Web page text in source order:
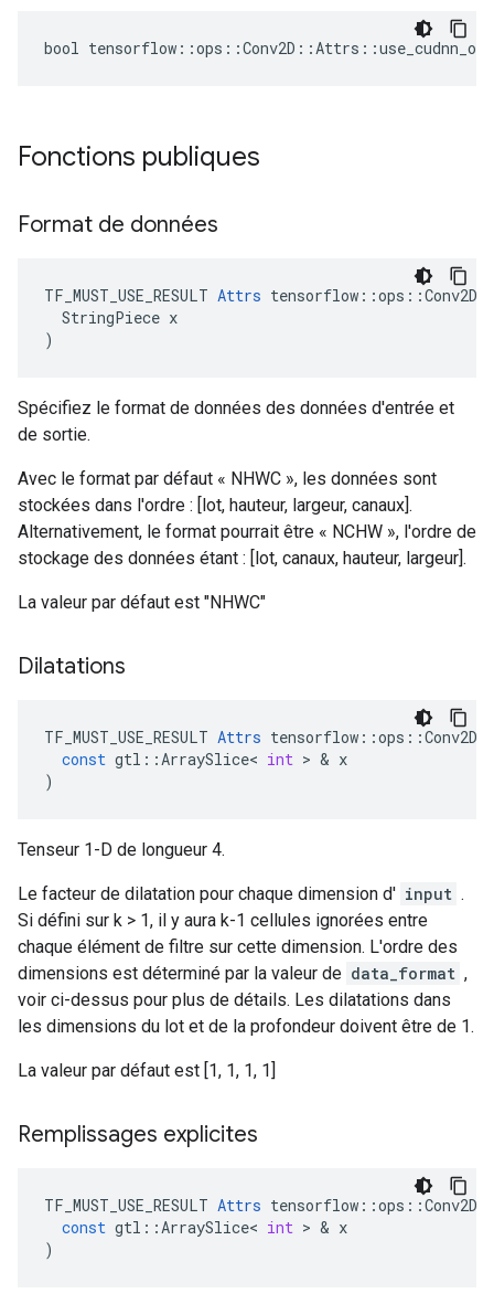
bool
Fonctions publiques
Format de données
TF_MUST_USE_RESULT Attrs
  StringPiece x
)
Spécifiez le format de données des données d'entrée et
de sortie.
Avec le format par défaut « NHWC », les données sont
stockées dans l'ordre : [lot, hauteur, largeur, canaux].
Alternativement, le format pourrait être « NCHW », l'ordre de
stockage des données étant : [lot, canaux, hauteur, largeur].
La valeur par défaut est "NHWC"
Dilatations
TF_MUST_USE_RESULT Attrs tensorflow ::ops ::Conv2D
const gtl ::ArraySlice< int > & x
)
Tenseur 1-D de longueur 4.
Le facteur de dilatation pour chaque dimension d' input .
Si défini sur k > 1, il y aura k-1 cellules ignorées entre
chaque élément de filtre sur cette dimension. L'ordre des
dimensions est déterminé par la valeur de data_format ,
voir ci-dessus pour plus de détails. Les dilatations dans
les dimensions du lot et de la profondeur doivent être de 1.
La valeur par défaut est [1, 1, 1, 1]
Remplissages explicites
TF_MUST_USE_RESULT Attrs tensorflow ::ops ::Conv2D
const gtl ::ArraySlice< int > & x
)